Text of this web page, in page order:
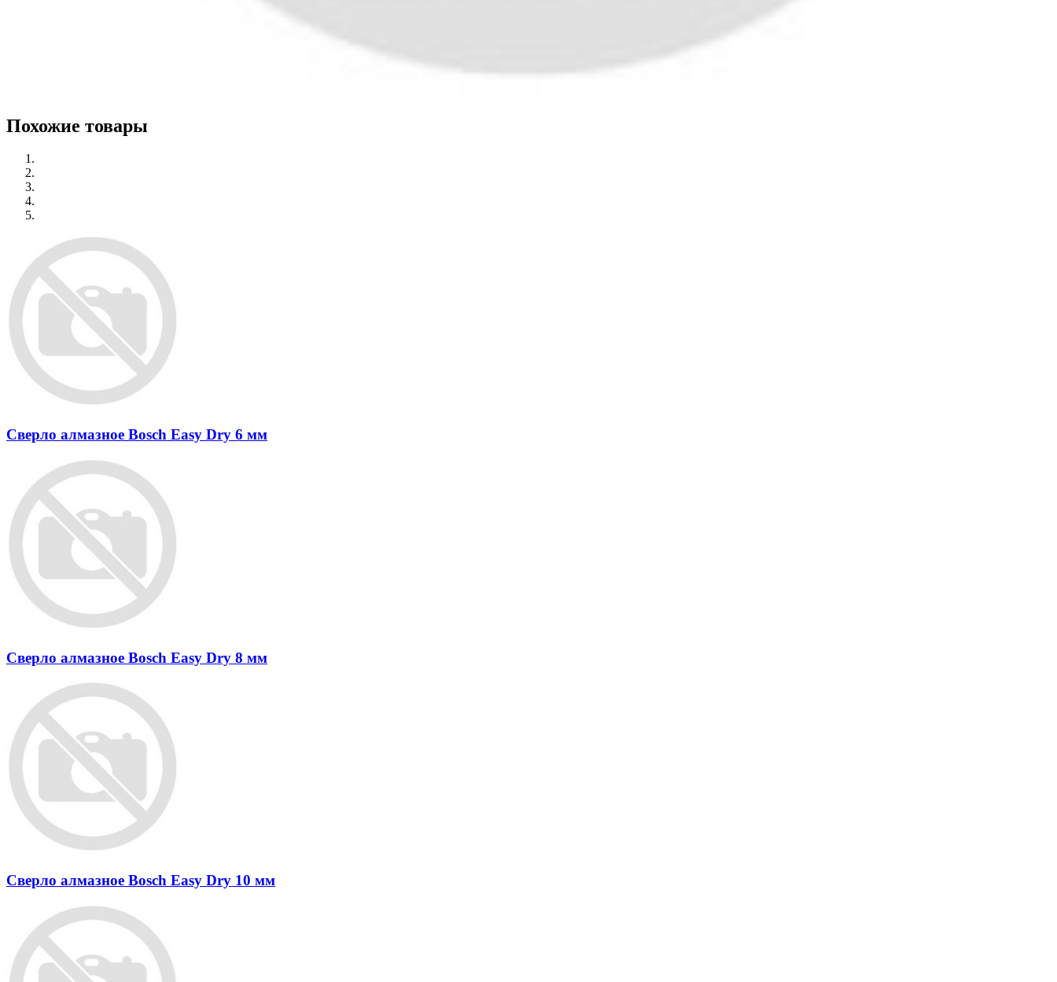
Похожие товары
Сверло алмазное Bosch Easy Dry 6 мм
Сверло алмазное Bosch Easy Dry 8 мм
Сверло алмазное Bosch Easy Dry 10 мм